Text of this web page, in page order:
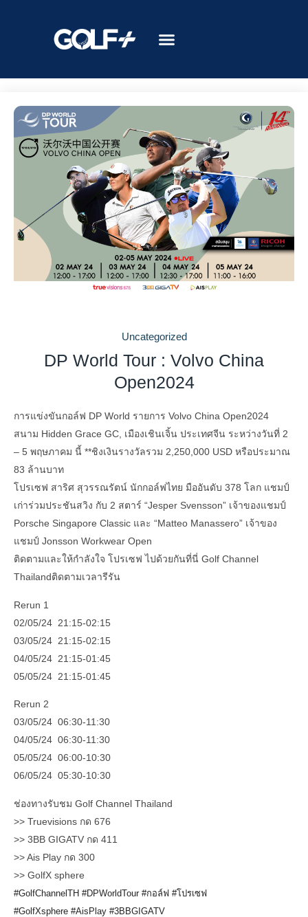
Uncategorized
DP World Tour : Volvo China
Open2024
การแข่งขันกอล์ฟ DP World รายการ Volvo China Open2024
สนาม Hidden Grace GC, เมืองเชินเจิ้น ประเทศจีน ระหว่างวันที่ 2
– 5 พฤษภาคม นี้ **ชิงเงินรางวัลรวม 2,250,000 USD หรือประมาณ
83 ล้านบาท
โปรเซฟ สาริศ สุวรรณรัตน์ นักกอล์ฟไทย มืออันดับ 378 โลก แชมป์
เก่าร่วมประชันสวิง กับ 2 สตาร์ “Jesper Svensson” เจ้าของแชมป์
Porsche Singapore Classic และ “Matteo Manassero” เจ้าของ
แชมป์ Jonsson Workwear Open
ติดตามและให้กำลังใจ โปรเซฟ ไปด้วยกันที่นี่ Golf Channel
Thailandติดตามเวลารีรัน
Rerun 1
02/05/24 21:15-02:15
03/05/24 21:15-02:15
04/05/24 21:15-01:45
05/05/24 21:15-01:45
Rerun 2
03/05/24 06:30-11:30
04/05/24 06:30-11:30
05/05/24 06:00-10:30
06/05/24 05:30-10:30
ช่องทางรับชม Golf Channel Thailand
>> Truevisions กด 676
>> 3BB GIGATV กด 411
>> Ais Play กด 300
>> GolfX sphere
#GolfChannelTH #DPWorldTour #กอล์ฟ #โปรเซฟ
#GolfXsphere #AisPlay #3BBGIGATV